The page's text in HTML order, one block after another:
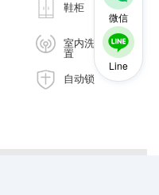
微信
Line
鞋柜
室内洗衣机放
置
自动锁